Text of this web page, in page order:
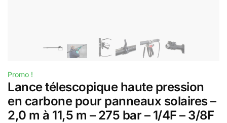
Promo !
Lance télescopique haute pression
en carbone pour panneaux solaires –
2,0 m à 11,5 m – 275 bar – 1/4F – 3/8F